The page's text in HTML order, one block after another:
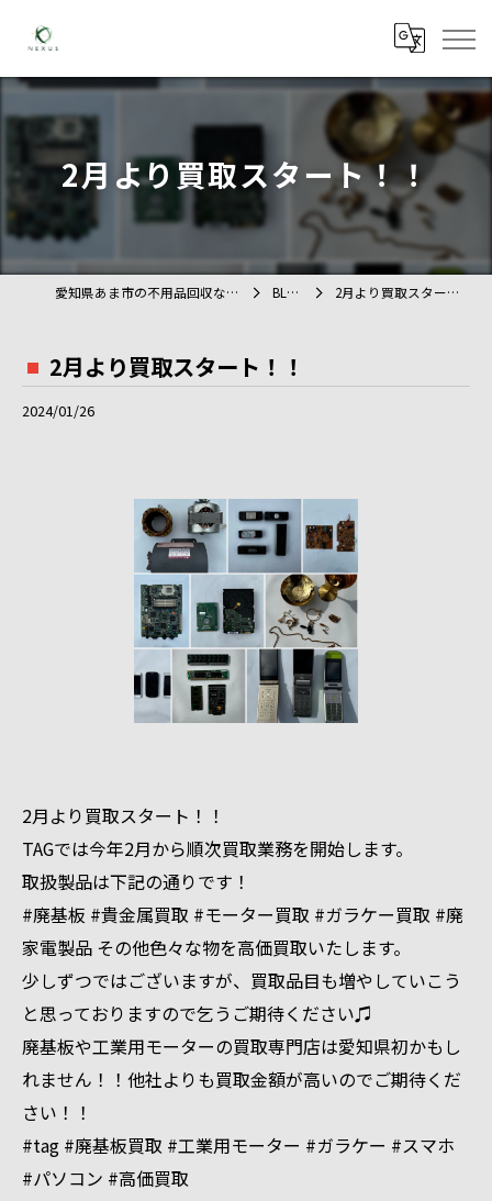
2月より買取スタート！！
愛知県あま市の不用品回収ならTAG BLOG 2月より買取スタート！！
2月より買取スタート！！
2024/01/26
2月より買取スタート！！
TAGでは今年2月から順次買取業務を開始します。
取扱製品は下記の通りです！
#廃基板 #貴金属買取 #モーター買取 #ガラケー買取 #廃
家電製品 その他色々な物を高価買取いたします。
少しずつではございますが、買取品目も増やしていこう
と思っておりますので乞うご期待ください♫
廃基板や工業用モーターの買取専門店は愛知県初かもし
れません！！他社よりも買取金額が高いのでご期待くだ
さい！！
#tag #廃基板買取 #工業用モーター #ガラケー #スマホ
#パソコン #高価買取